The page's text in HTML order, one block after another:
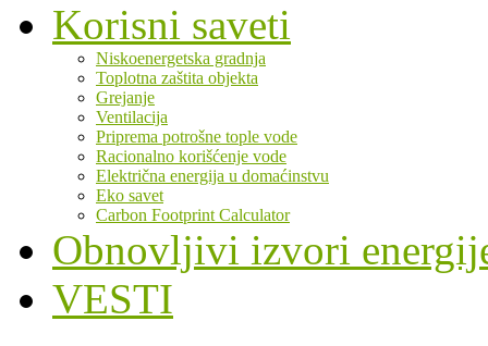
Korisni saveti
Niskoenergetska gradnja
Toplotna zaštita objekta
Grejanje
Ventilacija
Priprema potrošne tople vode
Racionalno korišćenje vode
Električna energija u domaćinstvu
Eko savet
Carbon Footprint Calculator
Obnovljivi izvori
VESTI